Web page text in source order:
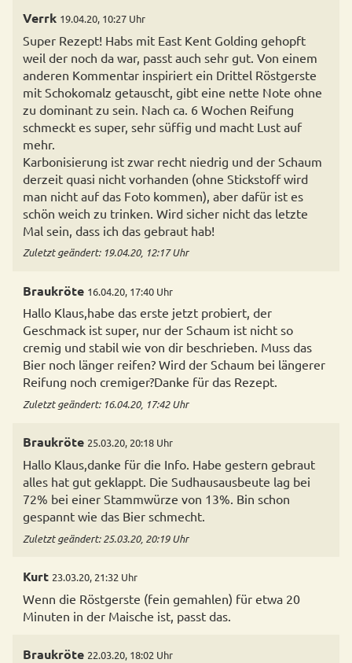
Verrk 19.04.20, 10:27 Uhr
Super Rezept! Habs mit East Kent Golding gehopft
weil der noch da war, passt auch sehr gut. Von einem
anderen Kommentar inspiriert ein Drittel Röstgerste
mit Schokomalz getauscht, gibt eine nette Note ohne
zu dominant zu sein. Nach ca. 6 Wochen Reifung
schmeckt es super, sehr süffig und macht Lust auf
mehr.
Karbonisierung ist zwar recht niedrig und der Schaum
derzeit quasi nicht vorhanden (ohne Stickstoff wird
man nicht auf das Foto kommen), aber dafür ist es
schön weich zu trinken. Wird sicher nicht das letzte
Mal sein, dass ich das gebraut hab!
Zuletzt geändert: 19.04.20, 12:17 Uhr
Braukröte 16.04.20, 17:40 Uhr
Hallo Klaus,habe das erste jetzt probiert, der
Geschmack ist super, nur der Schaum ist nicht so
cremig und stabil wie von dir beschrieben. Muss das
Bier noch länger reifen? Wird der Schaum bei längerer
Reifung noch cremiger?Danke für das Rezept.
Zuletzt geändert: 16.04.20, 17:42 Uhr
Braukröte 25.03.20, 20:18 Uhr
Hallo Klaus,danke für die Info. Habe gestern gebraut
alles hat gut geklappt. Die Sudhausausbeute lag bei
72% bei einer Stammwürze von 13%. Bin schon
gespannt wie das Bier schmecht.
Zuletzt geändert: 25.03.20, 20:19 Uhr
Kurt 23.03.20, 21:32 Uhr
Wenn die Röstgerste (fein gemahlen) für etwa 20
Minuten in der Maische ist, passt das.
Braukröte 22.03.20, 18:02 Uhr